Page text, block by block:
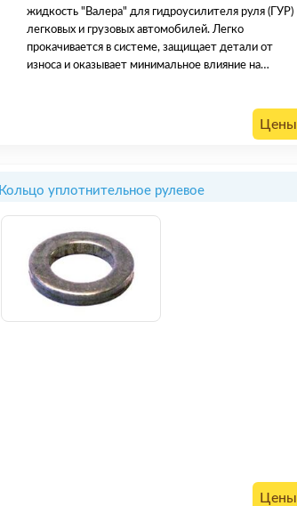
жидкость "Валера" для гидроусилителя руля (ГУР)
легковых и грузовых автомобилей. Легко
прокачивается в системе, защищает детали от
износа и оказывает минимальное влияние на
Цены
Кольцо уплотнительное рулевое
Цены